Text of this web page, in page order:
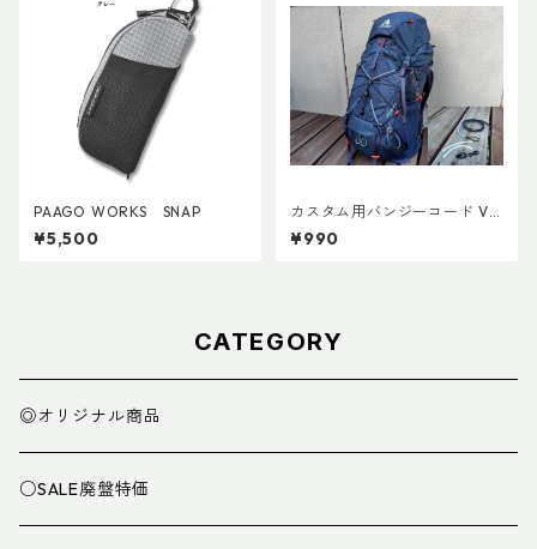
PAAGO WORKS SNAP
¥5,500
カスタム用バンジーコード Ve
r.3
¥990
CATEGORY
◎オリジナル商品
○SALE廃盤特価